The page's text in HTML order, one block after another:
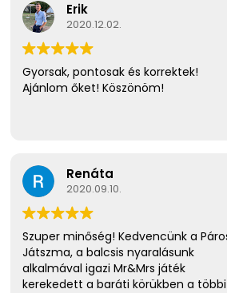
Erik
2020.12.02.
Gyorsak, pontosak és korrektek!
Ajánlom őket! Köszönöm!
Renáta
2020.09.10.
Szuper minőség! Kedvencünk a
Játszma, a balcsis nyaralásunk
alkalmával igazi Mr&Mrs játék
kerekedett a baráti körükben a többi